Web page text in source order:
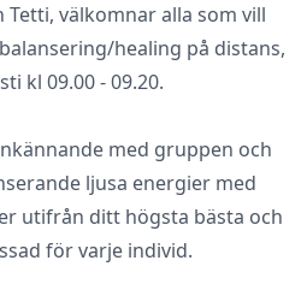
Tetti, välkomnar alla som vill
healing på distans,
kl 09.00 - 09.20.
med gruppen och
ljusa energier med
utifrån ditt högsta bästa och
för varje individ.